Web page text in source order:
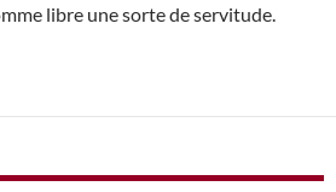
libre une sorte de servitude.